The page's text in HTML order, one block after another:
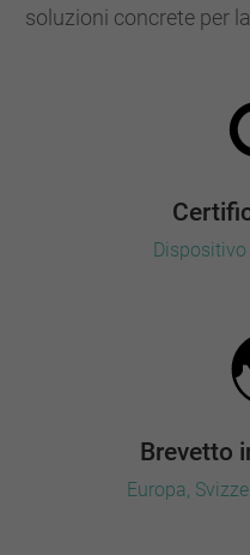
soluzioni concrete per la
Dispositivo
Brevetto
Europa,